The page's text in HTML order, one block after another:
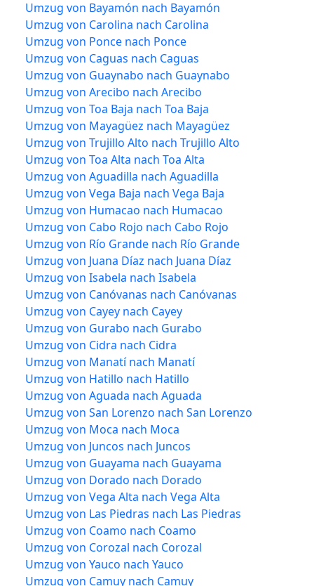
Umzug von Bayamón nach Bayamón
Umzug von Carolina nach Carolina
Umzug von Ponce nach Ponce
Umzug von Caguas nach Caguas
Umzug von Guaynabo nach Guaynabo
Umzug von Arecibo nach Arecibo
Umzug von Toa Baja nach Toa Baja
Umzug von Mayagüez nach Mayagüez
Umzug von Trujillo Alto nach Trujillo Alto
Umzug von Toa Alta nach Toa Alta
Umzug von Aguadilla nach Aguadilla
Umzug von Vega Baja nach Vega Baja
Umzug von Humacao nach Humacao
Umzug von Cabo Rojo nach Cabo Rojo
Umzug von Río Grande nach Río Grande
Umzug von Juana Díaz nach Juana Díaz
Umzug von Isabela nach Isabela
Umzug von Canóvanas nach Canóvanas
Umzug von Cayey nach Cayey
Umzug von Gurabo nach Gurabo
Umzug von Cidra nach Cidra
Umzug von Manatí nach Manatí
Umzug von Hatillo nach Hatillo
Umzug von Aguada nach Aguada
Umzug von San Lorenzo nach San Lorenzo
Umzug von Moca nach Moca
Umzug von Juncos nach Juncos
Umzug von Guayama nach Guayama
Umzug von Dorado nach Dorado
Umzug von Vega Alta nach Vega Alta
Umzug von Las Piedras nach Las Piedras
Umzug von Coamo nach Coamo
Umzug von Corozal nach Corozal
Umzug von Yauco nach Yauco
Umzug von Camuy nach Camuy